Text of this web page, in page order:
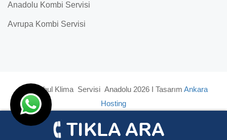
Anadolu Kombi Servisi
Avrupa Kombi Servisi
© İstanbul Klima Servisi Anadolu 2026 I Tasarım Ankara
Hosting